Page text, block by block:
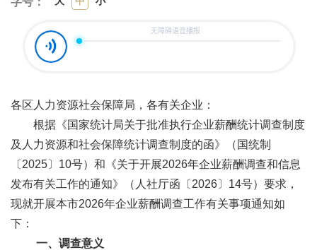
各区人力资源社会保障局，各有关企业：
根据《国家统计局关于批准执行企业薪酬统计调查制度
及人力资源和社会保障统计调查制度的函》（国统制
〔2025〕10号）和《关于开展2026年企业薪酬调查和信息
发布有关工作的通知》（人社厅函〔2026〕14号）要求，
现就开展本市2026年企业薪酬调查工作有关事项通知如
下：
一、调查意义